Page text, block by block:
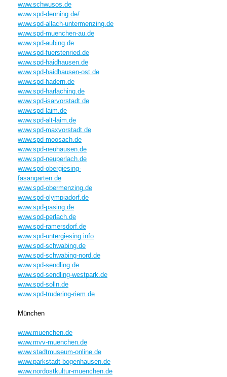
www.schwusos.de
www.spd-denning.de/
www.spd-allach-untermenzing.de
www.spd-muenchen-au.de
www.spd-aubing.de
www.spd-fuerstenried.de
www.spd-haidhausen.de
www.spd-haidhausen-ost.de
www.spd-hadern.de
www.spd-harlaching.de
www.spd-isarvorstadt.de
www.spd-laim.de
www.spd-alt-laim.de
www.spd-maxvorstadt.de
www.spd-moosach.de
www.spd-neuhausen.de
www.spd-neuperlach.de
www.spd-obergiesing-
fasangarten.de
www.spd-obermenzing.de
www.spd-olympiadorf.de
www.spd-pasing.de
www.spd-perlach.de
www.spd-ramersdorf.de
www.spd-untergiesing.info
www.spd-schwabing.de
www.spd-schwabing-nord.de
www.spd-sendling.de
www.spd-sendling-westpark.de
www.spd-solln.de
www.spd-trudering-riem.de
München
www.muenchen.de
www.mvv-muenchen.de
www.stadtmuseum-online.de
www.parkstadt-bogenhausen.de
www.nordostkultur-muenchen.de